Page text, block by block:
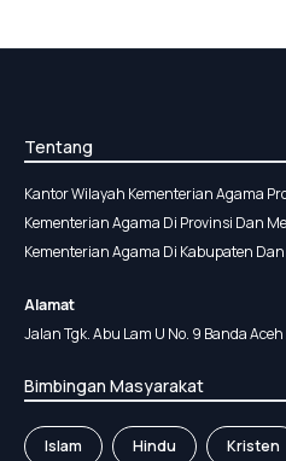
Tentang
Kantor Wilayah Kementerian Agama
Kementerian Agama Di Provinsi Dan
Kementerian Agama Di Kabupaten Dan
Alamat
Jalan Tgk. Abu Lam U No. 9 Banda
Bimbingan Masyarakat
Islam Hindu Kristen